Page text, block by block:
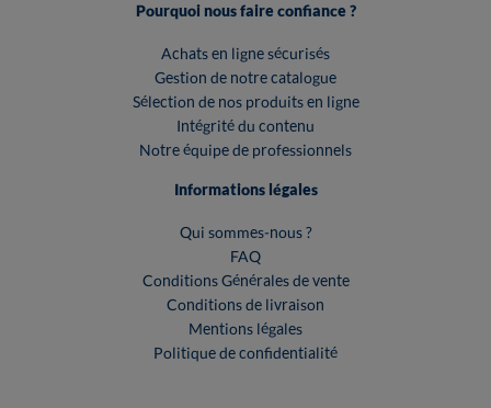
Pourquoi nous faire confiance ?
Achats en ligne sécurisés
Gestion de notre catalogue
Sélection de nos produits en ligne
Intégrité du contenu
Notre équipe de professionnels
Informations légales
Qui sommes-nous ?
FAQ
Conditions Générales de vente
Conditions de livraison
Mentions légales
Politique de confidentialité